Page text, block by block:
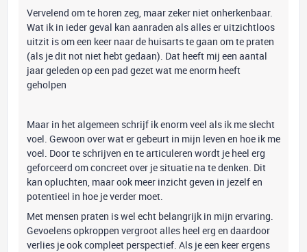
Vervelend om te horen zeg, maar zeker niet onherkenbaar.
Wat ik in ieder geval kan aanraden als alles er uitzichtloos
uitzit is om een keer naar de huisarts te gaan om te praten
(als je dit not niet hebt gedaan). Dat heeft mij een aantal
jaar geleden op een pad gezet wat me enorm heeft
geholpen
Maar in het algemeen schrijf ik enorm veel als ik me slecht
voel. Gewoon over wat er gebeurt in mijn leven en hoe ik me
voel. Door te schrijven en te articuleren wordt je heel erg
geforceerd om concreet over je situatie na te denken. Dit
kan opluchten, maar ook meer inzicht geven in jezelf en
potentieel in hoe je verder moet.
Met mensen praten is wel echt belangrijk in mijn ervaring.
Gevoelens opkroppen vergroot alles heel erg en daardoor
verlies je ook compleet perspectief. Als je een keer ergens